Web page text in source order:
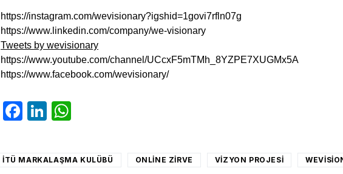
https://instagram.com/wevisionary?igshid=1govi7rfln07g
https://www.linkedin.com/company/we-visionary
Tweets by wevisionary
https://www.youtube.com/channel/UCcxF5mTMh_8YZPE7XUGMx5A
https://www.facebook.com/wevisionary/
Facebook
LinkedIn
ITÜ MARKALAŞMA KULÜBÜ ONLINE ZIRVE VIZYON PROJESI